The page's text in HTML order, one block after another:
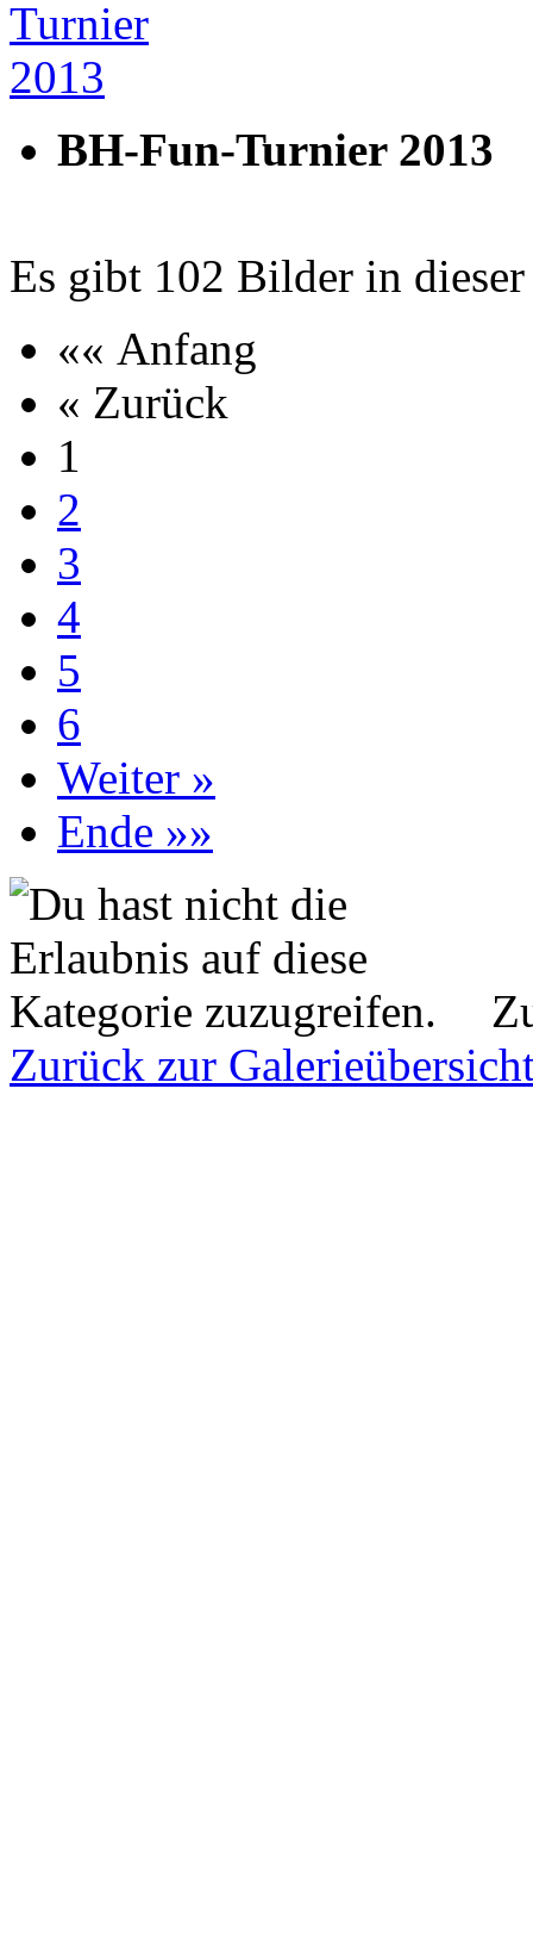
BH-Fun-Turnier 2013
Es gibt 102 Bilder in
«« Anfang
« Zurück
1
2
3
4
5
6
Weiter »
Ende »»
Zurück zur